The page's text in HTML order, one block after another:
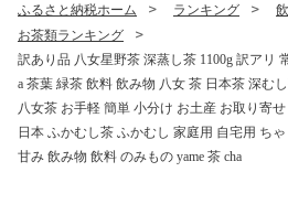
ふるさと納税ホーム ランキング
お茶類ランキング
訳あり品 八女星野茶 深蒸し茶 1100g 訳アリ
a 茶葉 緑茶 飲料 飲み物 八女 茶 日本茶 深む
八女茶 お手軽 簡単 小分け お土産 お取り寄
日本 ふかむし茶 ふかむし 家庭用 自宅用 ち
甘み 飲み物 飲料 のみもの yame 茶 cha